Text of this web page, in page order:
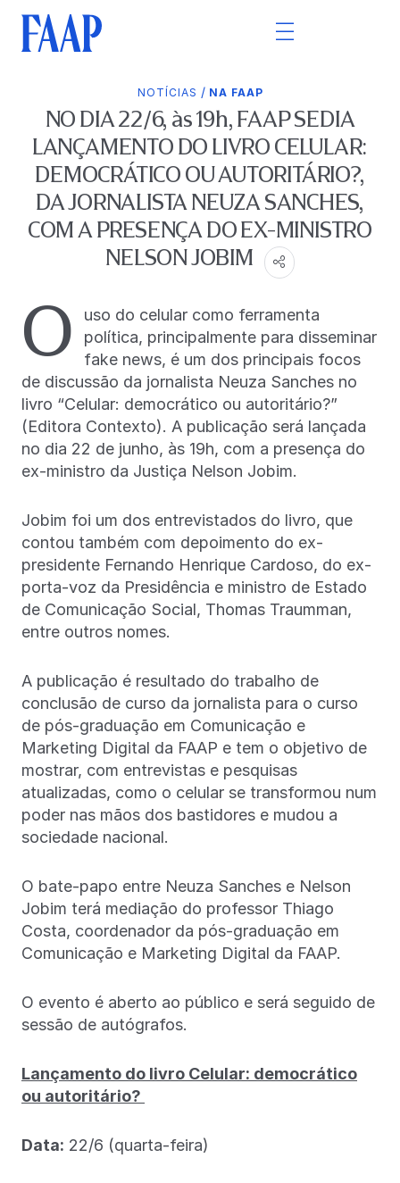
NOTÍCIAS / NA FAAP
NO DIA 22/6, às 19h, FAAP SEDIA
LANÇAMENTO DO LIVRO CELULAR:
DEMOCRÁTICO OU AUTORITÁRIO?,
DA JORNALISTA NEUZA SANCHES,
COM A PRESENÇA DO EX-MINISTRO
NELSON JOBIM
O
uso do celular como ferramenta
política, principalmente para disseminar
fake news, é um dos principais focos
de discussão da jornalista Neuza Sanches no
livro “Celular: democrático ou autoritário?”
(Editora Contexto). A publicação será lançada
no dia 22 de junho, às 19h, com a presença do
ex-ministro da Justiça Nelson Jobim.
Jobim foi um dos entrevistados do livro, que
contou também com depoimento do ex-
presidente Fernando Henrique Cardoso, do ex-
porta-voz da Presidência e ministro de Estado
de Comunicação Social, Thomas Traumman,
entre outros nomes.
A publicação é resultado do trabalho de
conclusão de curso da jornalista para o curso
de pós-graduação em Comunicação e
Marketing Digital da FAAP e tem o objetivo de
mostrar, com entrevistas e pesquisas
atualizadas, como o celular se transformou num
poder nas mãos dos bastidores e mudou a
sociedade nacional.
O bate-papo entre Neuza Sanches e Nelson
Jobim terá mediação do professor Thiago
Costa, coordenador da pós-graduação em
Comunicação e Marketing Digital da FAAP.
O evento é aberto ao público e será seguido de
sessão de autógrafos.
Lançamento do livro Celular: democrático
ou autoritário?
Data: 22/6 (quarta-feira)